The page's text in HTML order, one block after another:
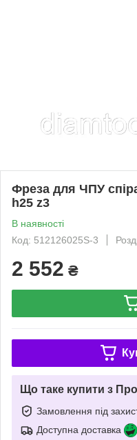
Фреза для ЧПУ
h25 z3
В наявності
Код: 512126025S-3
2 552 ₴
Що таке купити з
Замовлення під
Доступна доставка